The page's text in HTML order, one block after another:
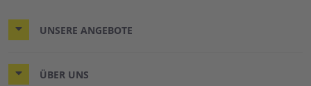
UNSERE ANGEBOTE
ÜBER UNS